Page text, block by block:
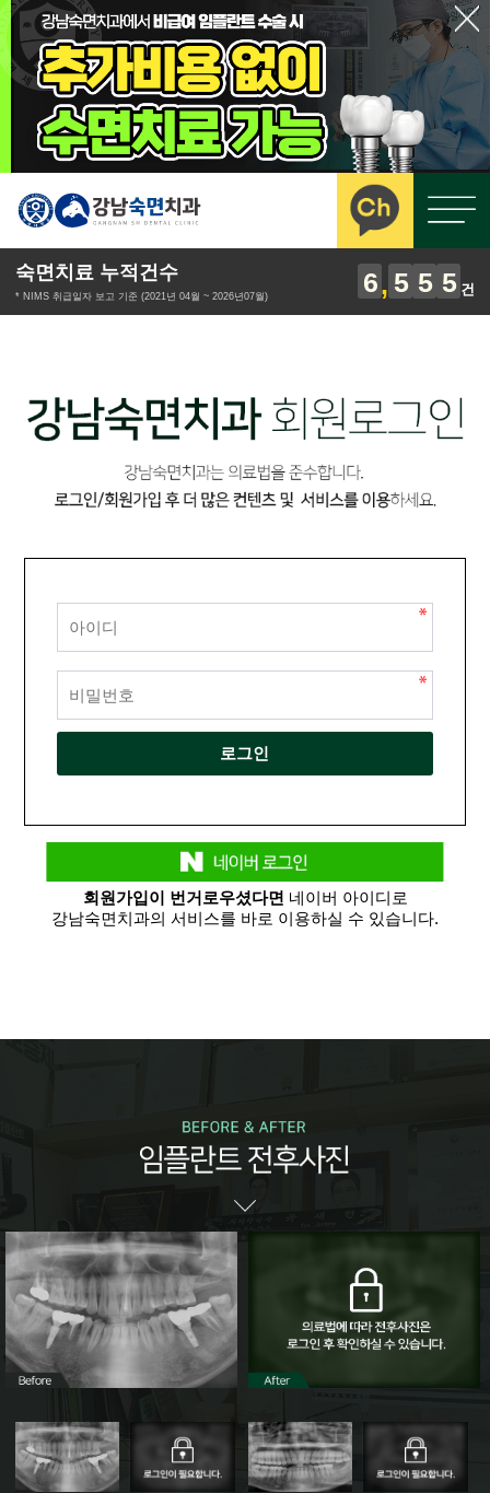
숙면치료 누적건수
* NIMS 취급일자 보고 기준 (2021년 04월 ~ 2026년07월) 6 5 5 5 건
회원가입이 번거로우셨다면 네이버 아이디로
강남숙면치과의 서비스를 바로 이용하실 수 있습니다.